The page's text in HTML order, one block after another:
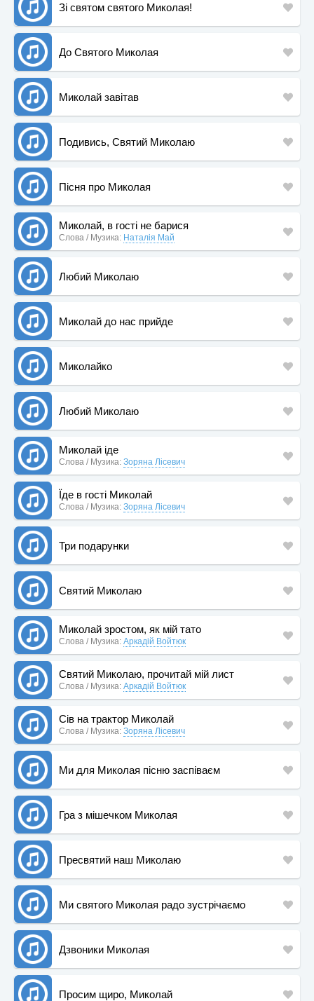
Зі святом святого Миколая!
До Святого Миколая
Миколай завітав
Подивись, Святий Миколаю
Пісня про Миколая
Миколай, в гості не барися
Слова / Музика: Наталія Май
Любий Миколаю
Миколай до нас прийде
Миколайко
Любий Миколаю
Миколай іде
Слова / Музика: Зоряна Лісевич
Їде в гості Миколай
Слова / Музика: Зоряна Лісевич
Три подарунки
Святий Миколаю
Миколай зростом, як мій тато
Слова / Музика: Аркадій Войтюк
Святий Миколаю, прочитай мій лист
Слова / Музика: Аркадій Войтюк
Сів на трактор Миколай
Слова / Музика: Зоряна Лісевич
Ми для Миколая пісню заспіваєм
Гра з мішечком Миколая
Пресвятий наш Миколаю
Ми святого Миколая радо зустрічаємо
Дзвоники Миколая
Просим щиро, Миколай